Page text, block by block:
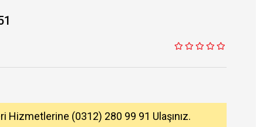
Hizmetlerine (0312) 280 99 91 Ulaşınız.